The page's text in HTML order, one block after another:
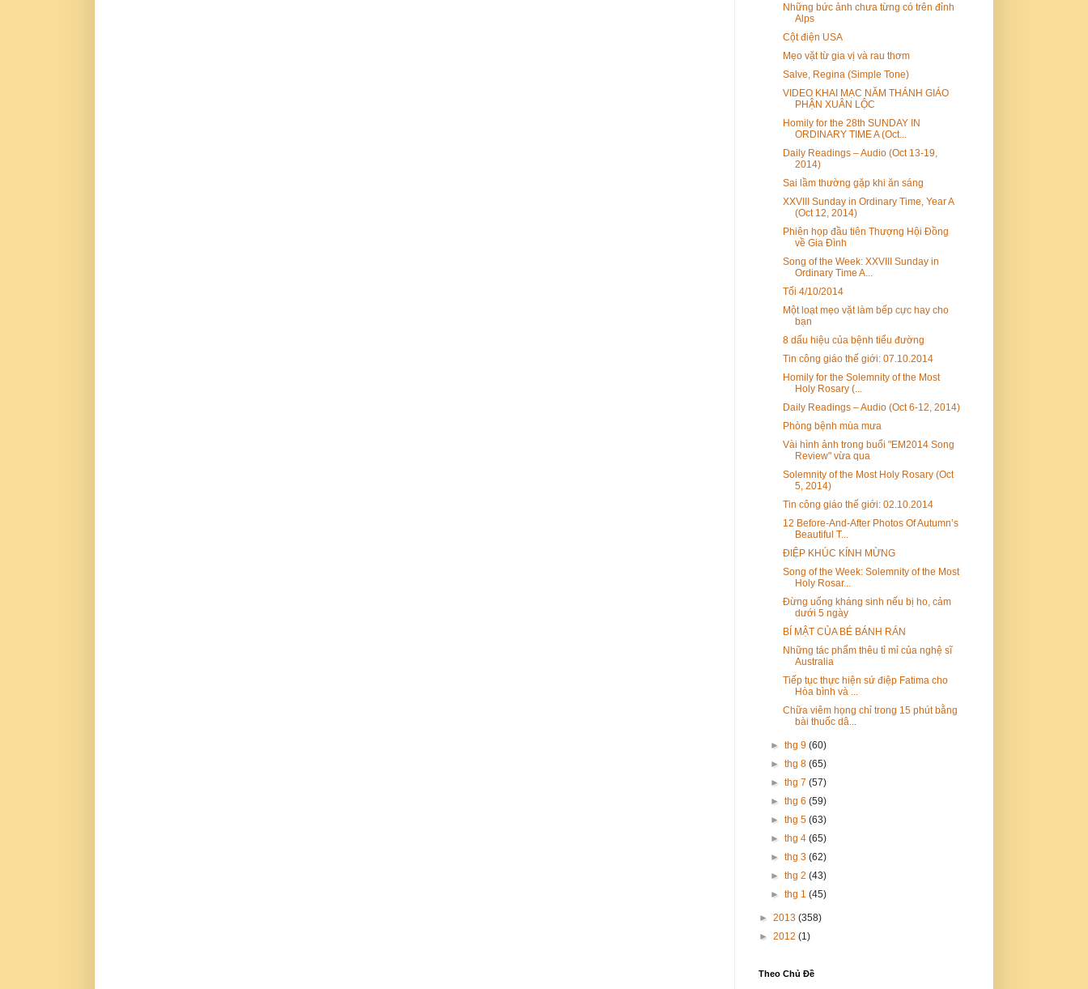
Những bức ảnh chưa từng có trên đỉnh
Alps
Cột điện USA
Mẹo vặt từ gia vị và rau thơm
Salve, Regina (Simple Tone)
VIDEO KHAI MẠC NĂM THÁNH GIÁO
PHẬN XUÂN LỘC
Homily for the 28th SUNDAY IN
ORDINARY TIME A (Oct...
Daily Readings – Audio (Oct 13-19,
2014)
Sai lầm thường gặp khi ăn sáng
XXVIII Sunday in Ordinary Time, Year A
(Oct 12, 2014)
Phiên họp đầu tiên Thượng Hội Đồng
về Gia Đình
Song of the Week: XXVIII Sunday in
Ordinary Time A...
Tối 4/10/2014
Một loạt mẹo vặt làm bếp cực hay cho
bạn
8 dấu hiệu của bệnh tiểu đường
Tin công giáo thế giới: 07.10.2014
Homily for the Solemnity of the Most
Holy Rosary (...
Daily Readings – Audio (Oct 6-12, 2014)
Phòng bệnh mùa mưa
Vài hình ảnh trong buổi "EM2014 Song
Review" vừa qua
Solemnity of the Most Holy Rosary (Oct
5, 2014)
Tin công giáo thế giới: 02.10.2014
12 Before-And-After Photos Of Autumn’s
Beautiful T...
ĐIỆP KHÚC KÍNH MỪNG
Song of the Week: Solemnity of the Most
Holy Rosar...
Đừng uống kháng sinh nếu bị ho, cảm
dưới 5 ngày
BÍ MẬT CỦA BÉ BÁNH RÁN
Những tác phẩm thêu tỉ mỉ của nghệ sĩ
Australia
Tiếp tục thực hiện sứ điệp Fatima cho
Hòa bình và ...
Chữa viêm họng chỉ trong 15 phút bằng
bài thuốc dâ...
►thg 9(60)
►thg 8(65)
►thg 7(57)
►thg 6(59)
►thg 5(63)
►thg 4(65)
►thg 3(62)
►thg 2(43)
►thg 1(45)
► 2013 (358)
► 2012 (1)
Theo Chủ Đề